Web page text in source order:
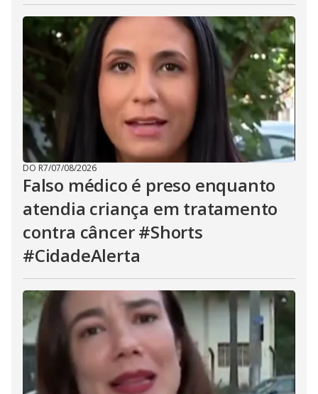
DO R7/07/08/2026
Falso médico é preso enquanto
atendia criança em tratamento
contra câncer #Shorts
#CidadeAlerta